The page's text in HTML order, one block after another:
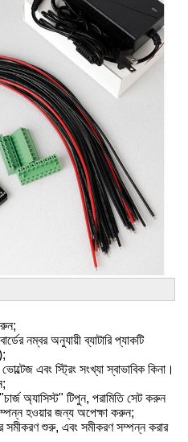
নম্বর অনুযায়ী ব্যাটারি প্যাকটি
এবং স্ট্রিং সংখ্যা স্বাভাবিক কিনা।
অ্যাসিস্ট" টিপুন, পরামিতি সেট করুন
হওয়ার জন্য অপেক্ষা করুন;
সমীকরণ শুরু, এবং সমীকরণ সম্পন্ন করার